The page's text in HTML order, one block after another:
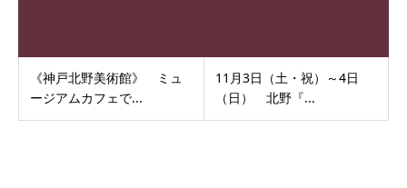
《神戸北野美術館》 ミュ
ージアムカフェで...
11月3日（土・祝）～4日
（日） 北野『...